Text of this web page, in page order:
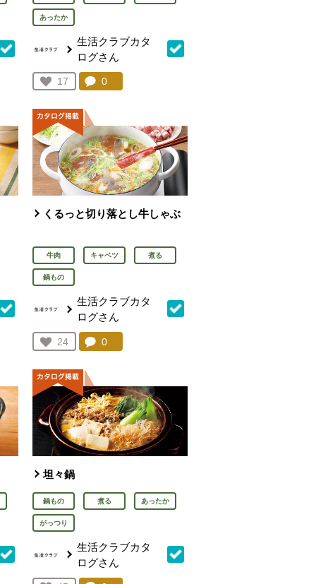
あったか
生活クラブカタ
ログさん
お気に入り登録：
17
人が登録
コメント：
0件。コメントを見る。
くるっと切り落とし牛しゃぶ
牛肉 キャベツ 煮る
鍋もの
生活クラブカタ
ログさん
お気に入り登録：
24
人が登録
コメント：
0件。コメントを見る。
坦々鍋
鍋もの 煮る あったか
がっつり
生活クラブカタ
ログさん